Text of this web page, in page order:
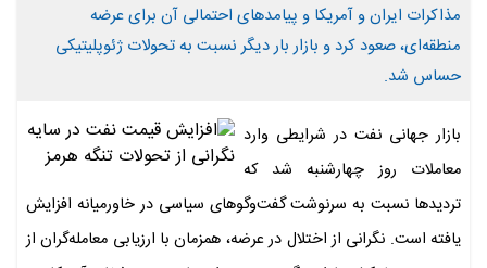
مذاکرات ایران و آمریکا و پیامدهای احتمالی آن برای عرضه
منطقه‌ای، صعود کرد و بازار بار دیگر نسبت به تحولات ژئوپلیتیکی
حساس شد.
بازار جهانی نفت در شرایطی وارد
معاملات روز چهارشنبه شد که
تردیدها نسبت به سرنوشت گفت‌وگوهای سیاسی در خاورمیانه افزایش
یافته است. نگرانی از اختلال در عرضه، همزمان با ارزیابی معامله‌گران از